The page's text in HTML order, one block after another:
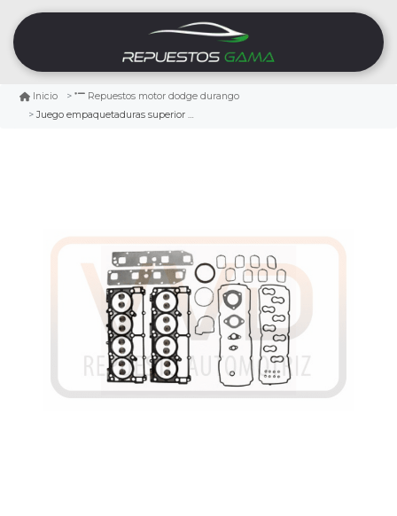
Inicio
Repuestos motor dodge durango
Juego empaquetaduras superior dodge durango 5.7 2011/2021